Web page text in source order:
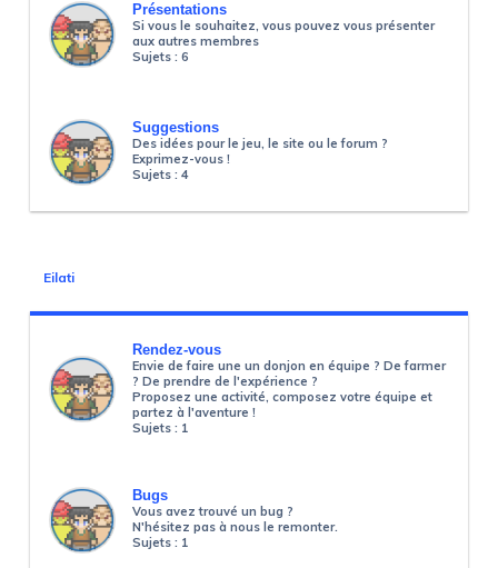
Présentations
Si vous le souhaitez, vous pouvez vous présenter
aux autres membres
Sujets : 6
Suggestions
Des idées pour le jeu, le site ou le forum ?
Exprimez-vous !
Sujets : 4
Eilati
Rendez-vous
Envie de faire une un donjon en équipe ? De farmer
? De prendre de l'expérience ?
Proposez une activité, composez votre équipe et
partez à l'aventure !
Sujets : 1
Bugs
Vous avez trouvé un bug ?
N'hésitez pas à nous le remonter.
Sujets : 1